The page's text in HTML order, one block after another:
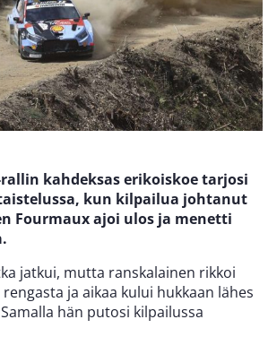
kahdeksas erikoiskoe tarjosi
kun kilpailua johtanut
Fourmaux ajoi ulos ja menetti
jatkui, mutta ranskalainen rikkoi
ja aikaa kului hukkaan lähes
hän putosi kilpailussa